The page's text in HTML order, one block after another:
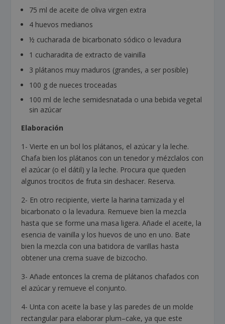
75 ml de aceite de oliva virgen extra
4 huevos medianos
½ cucharada de bicarbonato sódico o levadura
1 cucharadita de extracto de vainilla
3 plátanos muy maduros (grandes, a ser posible)
100 g de nueces troceadas
100 ml de leche semidesnatada o una bebida vegetal
sin azúcar
Elaboración
1- Vierte en un bol los plátanos, el azúcar y la leche.
Chafa bien los plátanos con un tenedor y mézclalos con
el azúcar (o el dátil) y la leche. Procura que queden
algunos trocitos de fruta sin deshacer. Reserva.
2- En otro recipiente, vierte la harina tamizada y el
bicarbonato o la levadura. Remueve bien la mezcla
hasta que se forme una masa ligera. Añade el aceite, la
esencia de vainilla y los huevos de uno en uno. Bate
bien la mezcla con una batidora de varillas hasta
obtener una crema suave de bizcocho.
3- Añade entonces la crema de plátanos chafados con
el azúcar y remueve el conjunto.
4- Unta con aceite la base y las paredes de un molde
rectangular para elaborar plum–cake, ya que este